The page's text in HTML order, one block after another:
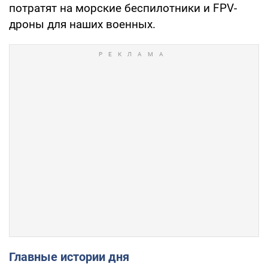
потратят на морские беспилотники и FPV-
дроны для наших военных.
Главные истории дня